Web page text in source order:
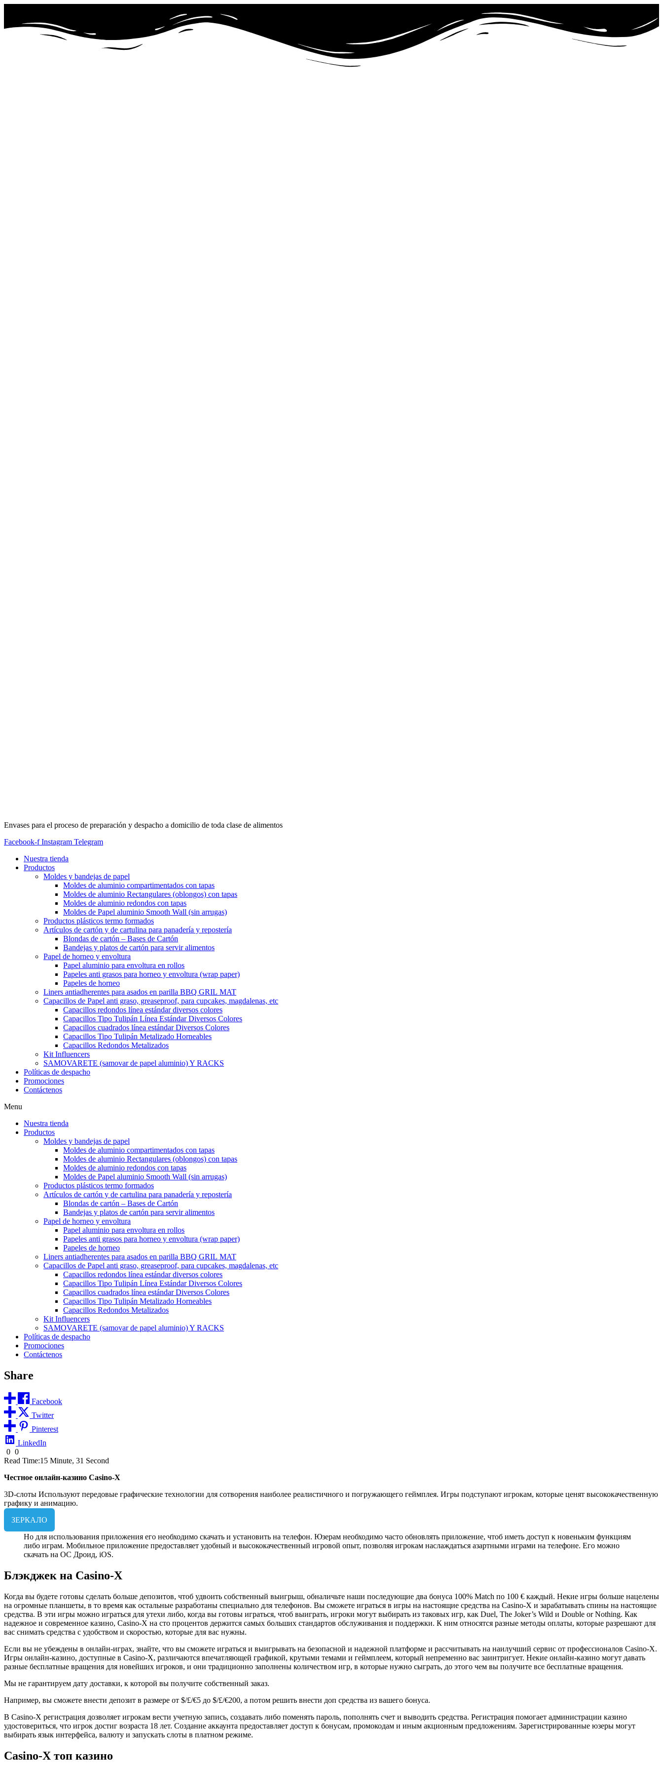
Envases para el proceso de preparación y despacho a domicilio de toda clase de alimentos
Facebook-f Instagram Telegram
Nuestra tienda
Productos
Moldes y bandejas de papel
Moldes de aluminio compartimentados con tapas
Moldes de aluminio Rectangulares (oblongos) con tapas
Moldes de aluminio redondos con tapas
Moldes de Papel aluminio Smooth Wall (sin arrugas)
Productos plásticos termo formados
Artículos de cartón y de cartulina para panadería y repostería
Blondas de cartón – Bases de Cartón
Bandejas y platos de cartón para servir alimentos
Papel de horneo y envoltura
Papel aluminio para envoltura en rollos
Papeles anti grasos para horneo y envoltura (wrap paper)
Papeles de horneo
Liners antiadherentes para asados en parilla BBQ GRIL MAT
Capacillos de Papel anti graso, greaseproof, para cupcakes, magdalenas, etc
Capacillos redondos línea estándar diversos colores
Capacillos Tipo Tulipán Línea Estándar Diversos Colores
Capacillos cuadrados línea estándar Diversos Colores
Capacillos Tipo Tulipán Metalizado Horneables
Capacillos Redondos Metalizados
Kit Influencers
SAMOVARETE (samovar de papel aluminio) Y RACKS
Políticas de despacho
Promociones
Contáctenos
Menu
Nuestra tienda
Productos
Moldes y bandejas de papel
Moldes de aluminio compartimentados con tapas
Moldes de aluminio Rectangulares (oblongos) con tapas
Moldes de aluminio redondos con tapas
Moldes de Papel aluminio Smooth Wall (sin arrugas)
Productos plásticos termo formados
Artículos de cartón y de cartulina para panadería y repostería
Blondas de cartón – Bases de Cartón
Bandejas y platos de cartón para servir alimentos
Papel de horneo y envoltura
Papel aluminio para envoltura en rollos
Papeles anti grasos para horneo y envoltura (wrap paper)
Papeles de horneo
Liners antiadherentes para asados en parilla BBQ GRIL MAT
Capacillos de Papel anti graso, greaseproof, para cupcakes, magdalenas, etc
Capacillos redondos línea estándar diversos colores
Capacillos Tipo Tulipán Línea Estándar Diversos Colores
Capacillos cuadrados línea estándar Diversos Colores
Capacillos Tipo Tulipán Metalizado Horneables
Capacillos Redondos Metalizados
Kit Influencers
SAMOVARETE (samovar de papel aluminio) Y RACKS
Políticas de despacho
Promociones
Contáctenos
Share
Facebook
Twitter
Pinterest
LinkedIn
0 0
Read Time:15 Minute, 31 Second
Честное онлайн-казино Casino-X
3D-слоты Используют передовые графические технологии для сотворения наиболее реалистичного и погружающего геймплея. Игры подступают игрокам, которые ценят высококачественную
графику и анимацию.
ЗЕРКАЛО
Но для использования приложения его необходимо скачать и установить на телефон. Юзерам необходимо часто обновлять приложение, чтоб иметь доступ к новеньким функциям
либо играм. Мобильное приложение предоставляет удобный и высококачественный игровой опыт, позволяя игрокам наслаждаться азартными играми на телефоне. Его можно
скачать на ОС Дроид, iOS.
Блэкджек на Casino-X
Когда вы будете готовы сделать больше депозитов, чтоб удвоить собственный выигрыш, обналичьте наши последующие два бонуса 100% Match по 100 € каждый. Некие игры больше нацелены
на огромные планшеты, в то время как остальные разработаны специально для телефонов. Вы сможете играться в игры на настоящие средства на Casino-X и зарабатывать спины на настоящие
средства. В эти игры можно играться для утехи либо, когда вы готовы играться, чтоб выиграть, игроки могут выбирать из таковых игр, как Duel, The Joker’s Wild и Double or Nothing. Как
надежное и современное казино, Casino-X на сто процентов держится самых больших стандартов обслуживания и поддержки. К ним относятся разные методы оплаты, которые разрешают для
вас снимать средства с удобством и скоростью, которые для вас нужны.
Если вы не убеждены в онлайн-играх, знайте, что вы сможете играться и выигрывать на безопасной и надежной платформе и рассчитывать на наилучший сервис от профессионалов Casino-X.
Игры онлайн-казино, доступные в Casino-X, различаются впечатляющей графикой, крутыми темами и геймплеем, который непременно вас заинтригует. Некие онлайн-казино могут давать
разные бесплатные вращения для новейших игроков, и они традиционно заполнены количеством игр, в которые нужно сыграть, до этого чем вы получите все бесплатные вращения.
Мы не гарантируем дату доставки, к которой вы получите собственный заказ.
Например, вы сможете внести депозит в размере от $/£/€5 до $/£/€200, а потом решить внести доп средства из вашего бонуса.
В Casino-X регистрация дозволяет игрокам вести учетную запись, создавать либо поменять пароль, пополнять счет и выводить средства. Регистрация помогает администрации казино
удостовериться, что игрок достиг возраста 18 лет. Создание аккаунта предоставляет доступ к бонусам, промокодам и иным акционным предложениям. Зарегистрированные юзеры могут
выбирать язык интерфейса, валюту и запускать слоты в платном режиме.
Casino-X топ казино